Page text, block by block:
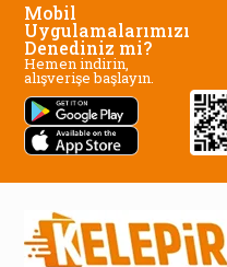
Mobil
Uygulamalarımızı
Denediniz mi?
Hemen indirin,
alışverişe başlayın.